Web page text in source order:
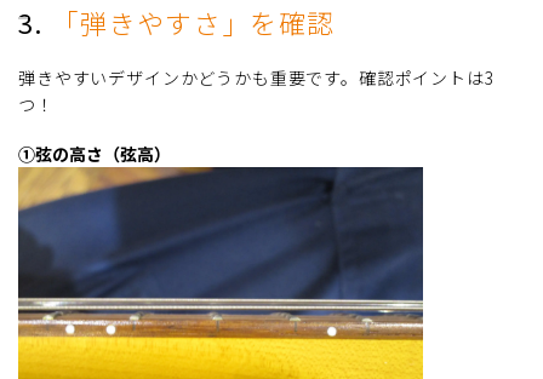
3. 「弾きやすさ」を確認
弾きやすいデザインかどうかも重要です。確認ポイントは3
つ！
①弦の高さ（弦高）